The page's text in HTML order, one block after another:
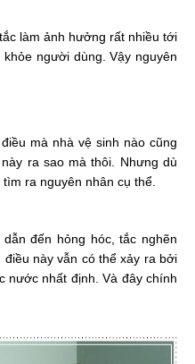
làm ảnh hưởng rất nhiều tới
người dùng. Vậy nguyên
mà nhà vệ sinh nào cũng
ra sao mà thôi. Nhưng dù
ra nguyên nhân cụ thể.
đến hỏng hóc, tắc nghẽn
này vẫn có thể xảy ra bởi
nước nhất định. Và đây chính